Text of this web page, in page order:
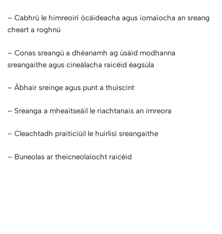
– Cabhrú le himreoirí ócáideacha agus iomaíocha an sreang
cheart a roghnú
– Conas sreangú a dhéanamh ag úsáid modhanna
sreangaithe agus cineálacha raicéid éagsúla
– Ábhair sreinge agus punt a thuiscint
– Sreanga a mheaitseáil le riachtanais an imreora
– Cleachtadh praiticiúil le huirlisí sreangaithe
– Buneolas ar theicneolaíocht raicéid